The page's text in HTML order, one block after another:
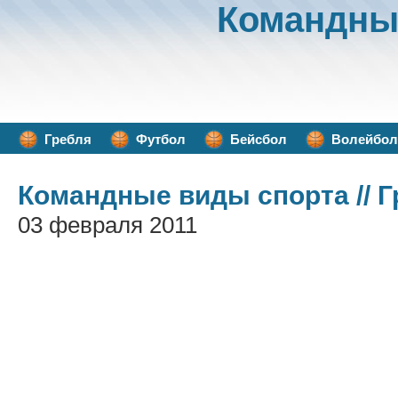
Гребля Футбол Бейсбол Волейбол
Командные виды спорта //
03 февраля 2011